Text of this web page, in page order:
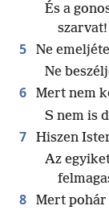
És a
szarvat!
5
Ne
Ne
6
Mert nem
S nem is
7 Hiszen
Az
8 Mert pohár